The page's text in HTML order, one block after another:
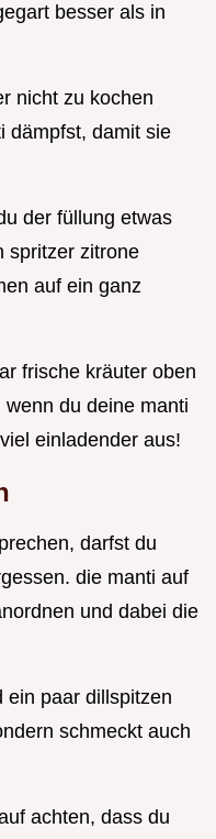
besser als in
nicht zu kochen
dämpfst, damit sie
der füllung etwas
spritzer zitrone
auf ein ganz
frische kräuter oben
du deine manti
einladender aus!
darfst du
die manti auf
und dabei die
ein paar dillspitzen
schmeckt auch
achten, dass du